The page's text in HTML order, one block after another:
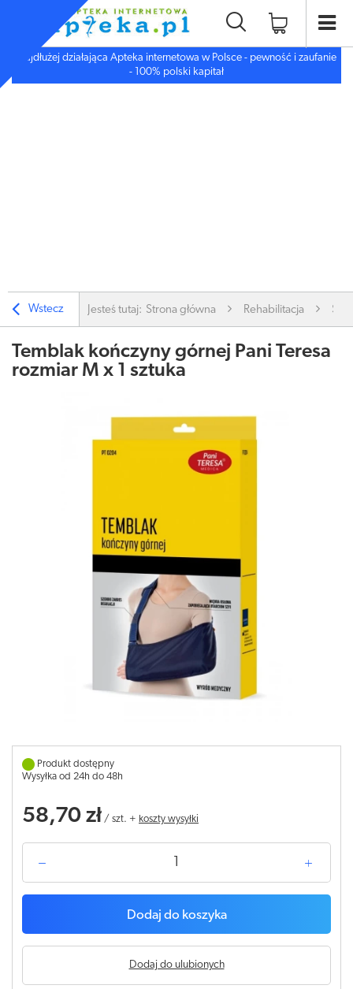
Najdłużej działająca Apteka internetowa w Polsce - pewność i zaufanie
- 100% polski kapitał
Wstecz Jesteś tutaj: Strona główna Rehabilitacja
Temblak kończyny górnej Pani Teresa
rozmiar M x 1 sztuka
Produkt dostępny
Wysyłka od 24h do 48h
58,70 zł / szt. + koszty wysyłki
Dodaj do koszyka
Dodaj do ulubionych